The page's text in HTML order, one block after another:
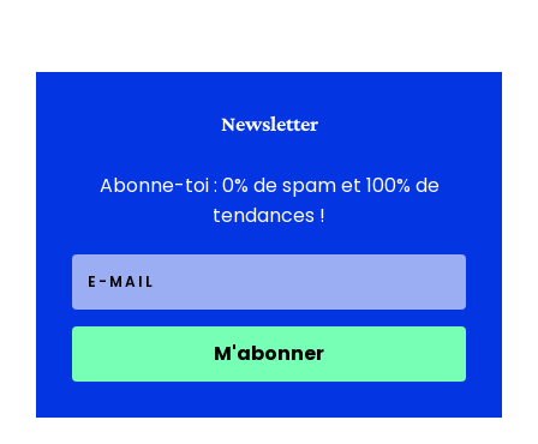
Newsletter
Abonne-toi : 0% de spam et 100% de
tendances !
M'abonner